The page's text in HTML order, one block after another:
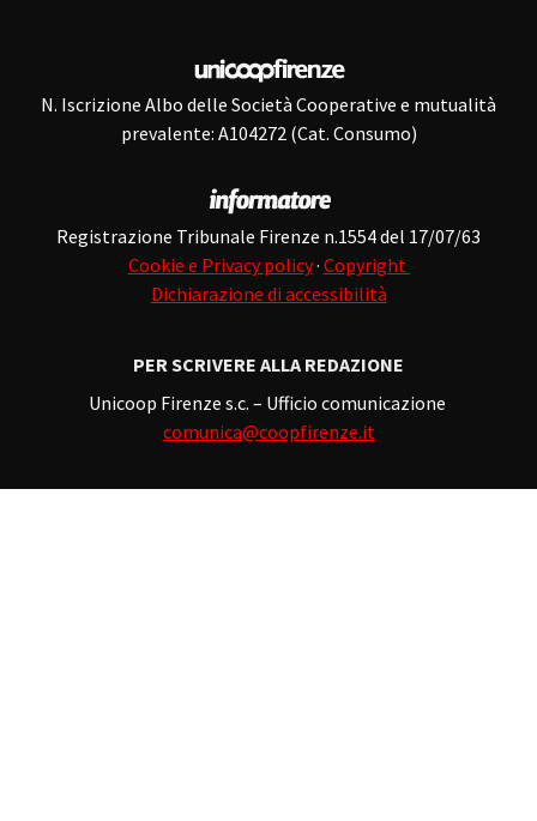
N. Iscrizione Albo delle Società Cooperative e mutualità
prevalente: A104272 (Cat. Consumo)
Registrazione Tribunale Firenze n.1554 del 17/07/63
Cookie e Privacy policy· Copyright
Dichiarazione di accessibilità
PER SCRIVERE ALLA REDAZIONE
Unicoop Firenze s.c. – Ufficio comunicazione
comunica@coopfirenze.it